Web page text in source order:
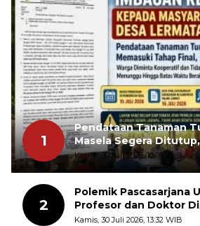
1
Pendataan Tanaman
Masela Segera
Lermatang Diminta
Kamis, 30 Juli 2026, 10:05 WIB
2
Polemik Pascasarjana
Profesor dan Doktor
dalam Rutinitas
Kamis, 30 Juli 2026, 13:32 WIB